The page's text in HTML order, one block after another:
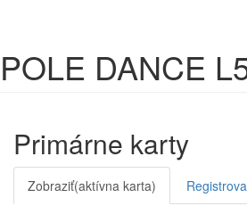
POLE DANCE
Primárne karty
Zobraziť(aktívna karta)